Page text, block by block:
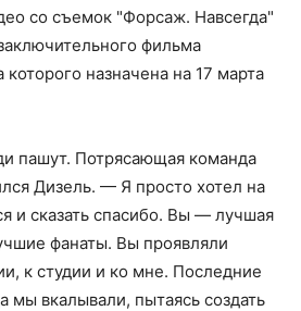
со съемок "Форсаж. Навсегда"
фильма
назначена на 17 марта
пашут. Потрясающая команда
Дизель. — Я просто хотел на
и сказать спасибо. Вы — лучшая
фанаты. Вы проявляли
к студии и ко мне. Последние
мы вкалывали, пытаясь создать